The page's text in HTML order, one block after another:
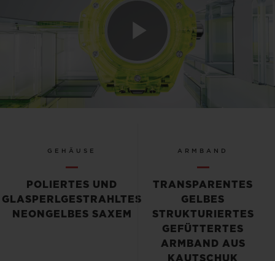
Play
GEHÄUSE
POLIERTES UND
GLASPERLGESTRAHLTES
NEONGELBES SAXEM
ARMBAND
TRANSPARENTES
GELBES
STRUKTURIERTES
GEFÜTTERTES
ARMBAND AUS
KAUTSCHUK